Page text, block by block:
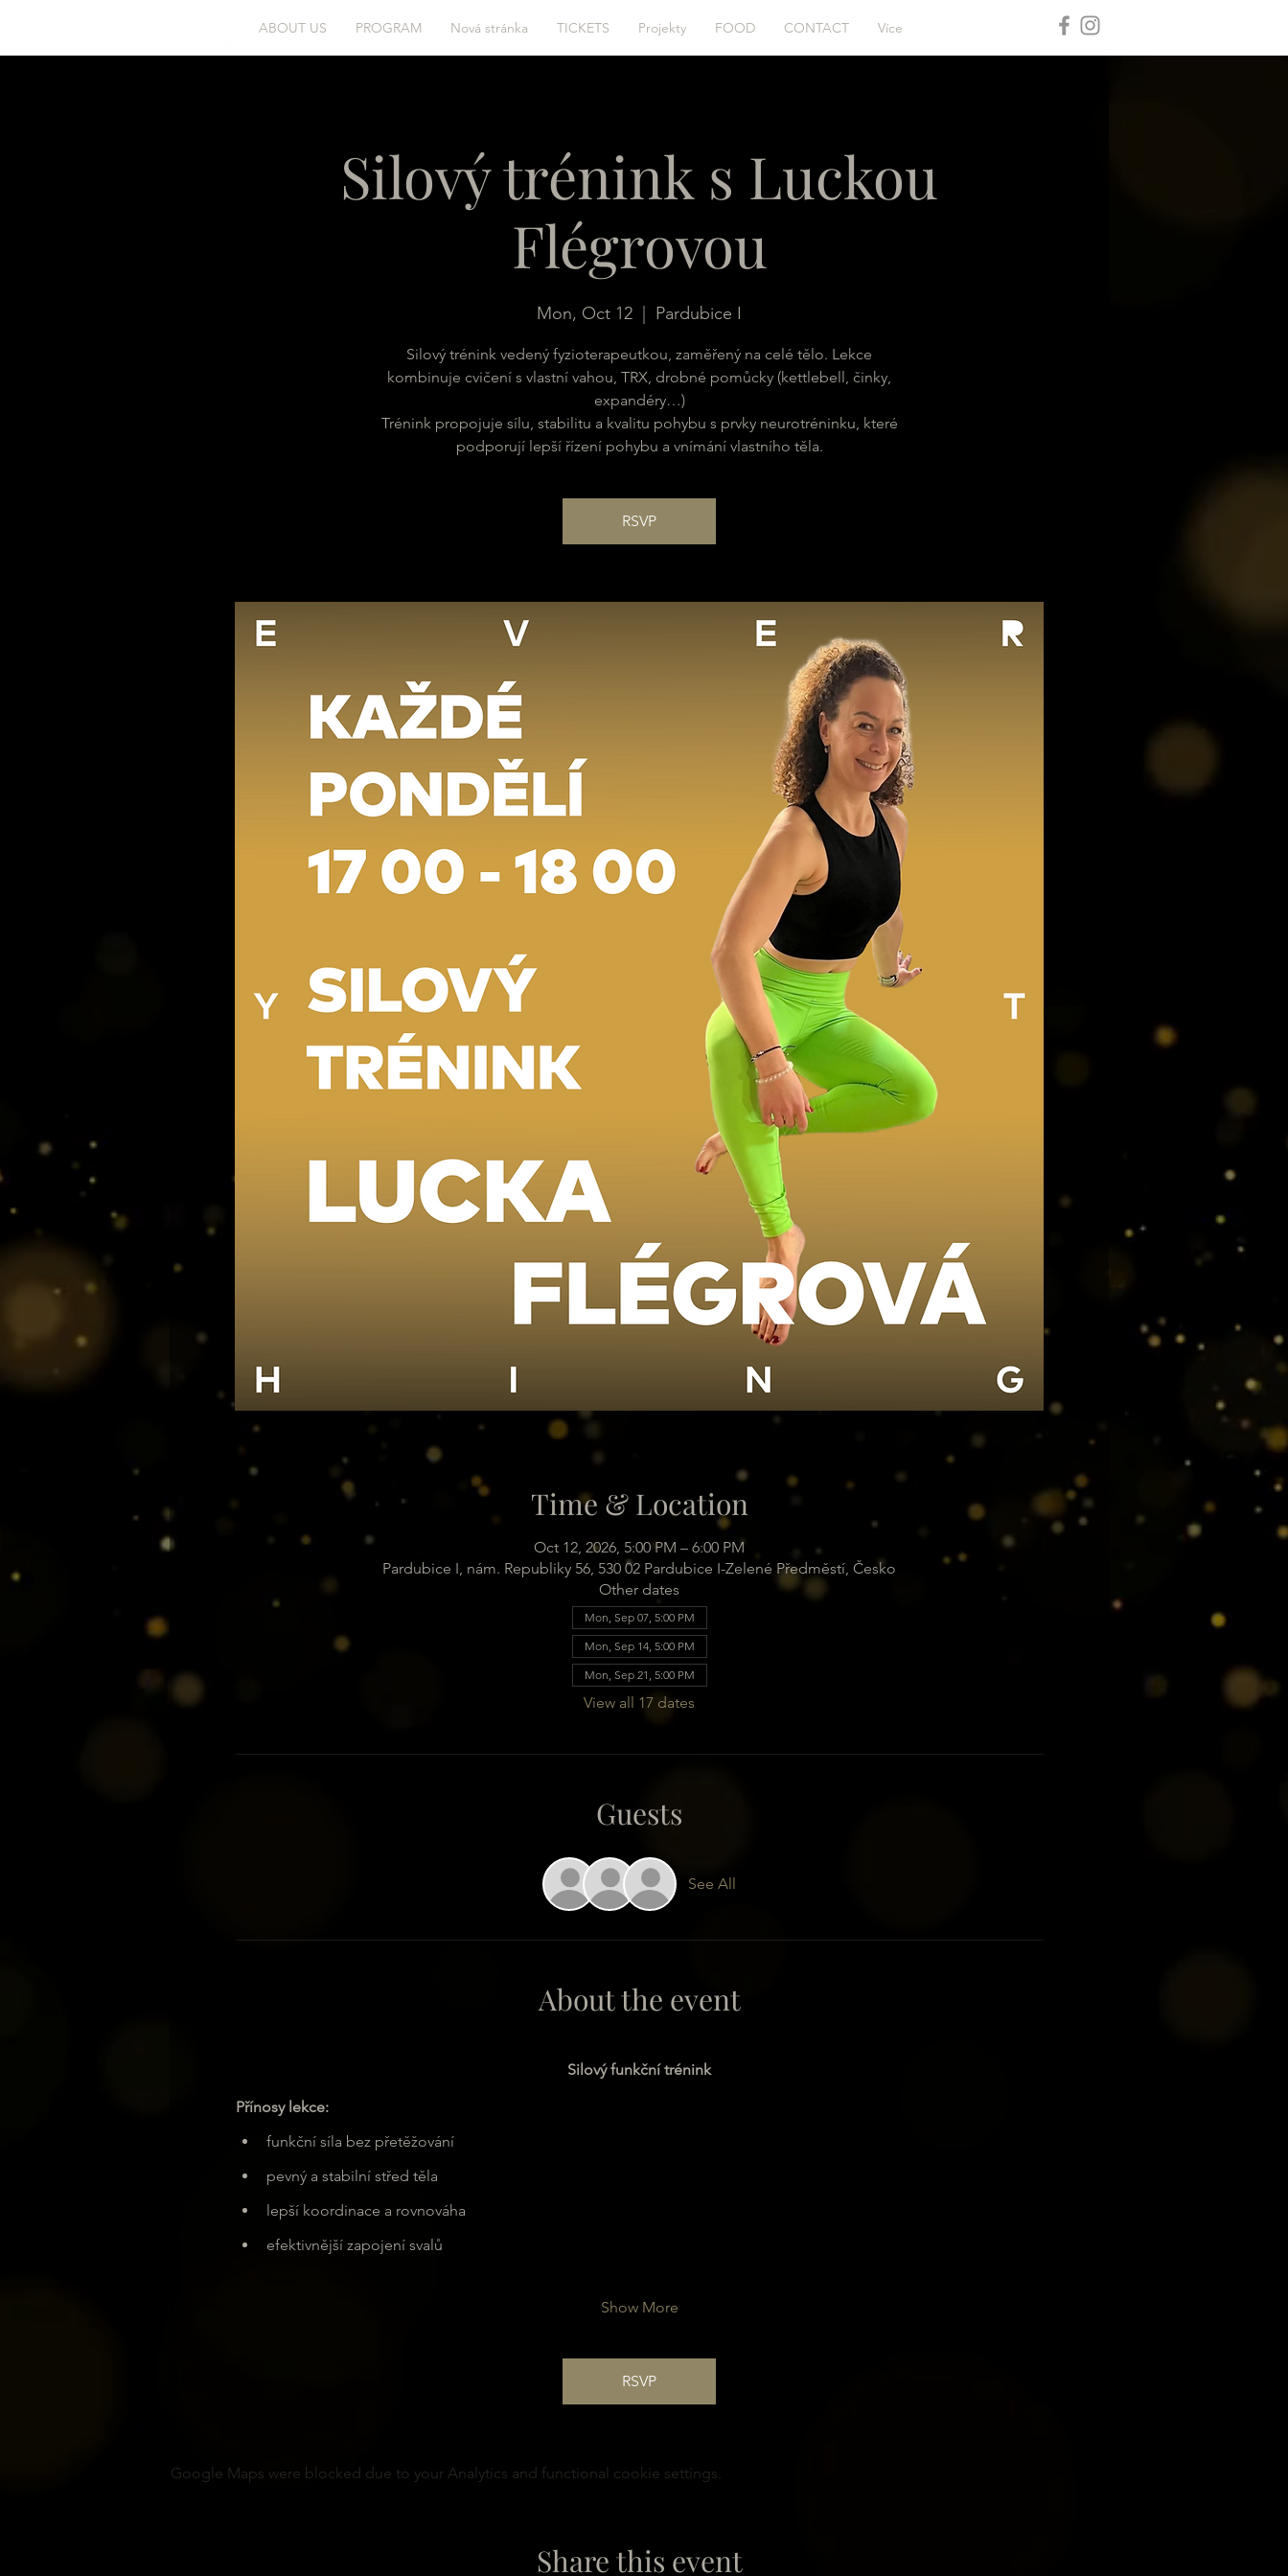
ABOUT US PROGRAM Nová stránka TICKETS Projekty FOOD CONTACT Více
Silový trénink s Luckou
Flégrovou
Mon, Oct 12 Pardubice I
Silový trénink vedený fyzioterapeutkou, zaměřený na celé tělo. Lekce
kombinuje cvičení s vlastní vahou, TRX, drobné pomůcky (kettlebell, činky,
expandéry…)
Trénink propojuje sílu, stabilitu a kvalitu pohybu s prvky neurotréninku, které
podporují lepší řízení pohybu a vnímání vlastního těla.
RSVP
Time & Location
Oct 12, 2026, 5:00 PM – 6:00 PM
Pardubice I, nám. Republiky 56, 530 02 Pardubice I-Zelené Předměstí, Česko
Other dates
Mon, Sep 07, 5:00 PM
Mon, Sep 14, 5:00 PM
Mon, Sep 21, 5:00 PM
View all 17 dates
Guests
See All
About the event
Silový funkční trénink
Přínosy lekce:
funkční síla bez přetěžování
pevný a stabilní střed těla
lepší koordinace a rovnováha
efektivnější zapojení svalů
Show More
RSVP
Google Maps were blocked due to your Analytics and functional cookie settings.
Share this event